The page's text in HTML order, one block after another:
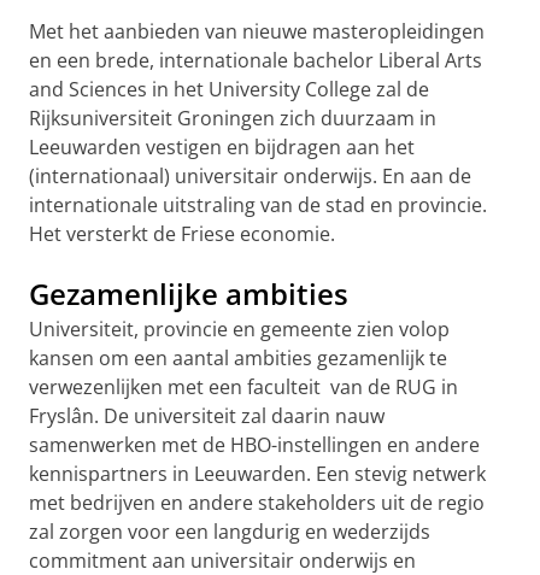
Met het aanbieden van nieuwe masteropleidingen
en een brede, internationale bachelor Liberal Arts
and Sciences in het University College zal de
Rijksuniversiteit Groningen zich duurzaam in
Leeuwarden vestigen en bijdragen aan het
(internationaal) universitair onderwijs. En aan de
internationale uitstraling van de stad en provincie.
Het versterkt de Friese economie.
Gezamenlijke ambities
Universiteit, provincie en gemeente zien volop
kansen om een aantal ambities gezamenlijk te
verwezenlijken met een faculteit van de RUG in
Fryslân. De universiteit zal daarin nauw
samenwerken met de HBO-instellingen en andere
kennispartners in Leeuwarden. Een stevig netwerk
met bedrijven en andere stakeholders uit de regio
zal zorgen voor een langdurig en wederzijds
commitment aan universitair onderwijs en